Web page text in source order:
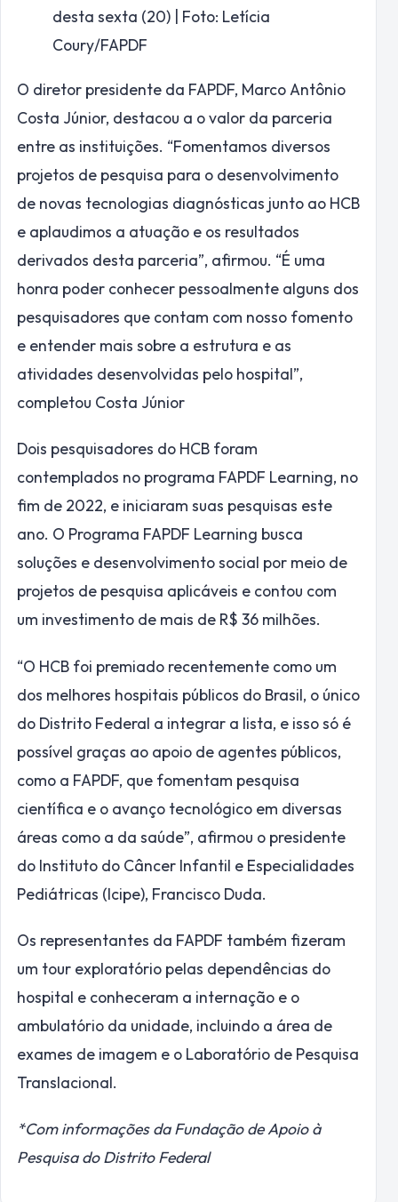
desta sexta (20) | Foto: Letícia
Coury/FAPDF
O diretor presidente da FAPDF, Marco Antônio
Costa Júnior, destacou a o valor da parceria
entre as instituições. “Fomentamos diversos
projetos de pesquisa para o desenvolvimento
de novas tecnologias diagnósticas junto ao HCB
e aplaudimos a atuação e os resultados
derivados desta parceria”, afirmou. “É uma
honra poder conhecer pessoalmente alguns dos
pesquisadores que contam com nosso fomento
e entender mais sobre a estrutura e as
atividades desenvolvidas pelo hospital”,
completou Costa Júnior
Dois pesquisadores do HCB foram
contemplados no programa FAPDF Learning, no
fim de 2022, e iniciaram suas pesquisas este
ano. O Programa FAPDF Learning busca
soluções e desenvolvimento social por meio de
projetos de pesquisa aplicáveis e contou com
um investimento de mais de R$ 36 milhões.
“O HCB foi premiado recentemente como um
dos melhores hospitais públicos do Brasil, o único
do Distrito Federal a integrar a lista, e isso só é
possível graças ao apoio de agentes públicos,
como a FAPDF, que fomentam pesquisa
científica e o avanço tecnológico em diversas
áreas como a da saúde”, afirmou o presidente
do Instituto do Câncer Infantil e Especialidades
Pediátricas (Icipe), Francisco Duda.
Os representantes da FAPDF também fizeram
um tour exploratório pelas dependências do
hospital e conheceram a internação e o
ambulatório da unidade, incluindo a área de
exames de imagem e o Laboratório de Pesquisa
Translacional.
*Com informações da Fundação de Apoio à
Pesquisa do Distrito Federal